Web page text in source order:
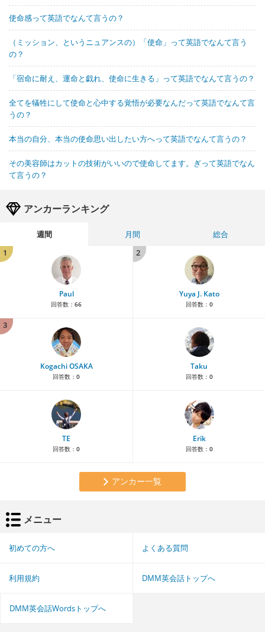
使命感って英語でなんて言うの？
（ミッション、というニュアンスの）「使命」って英語でなんて言う
の？
「宿命に耐え、運命と戯れ、使命に生きる」って英語でなんて言うの？
全てを犠牲にして使命と心中する覚悟が必要なんだって英語でなんて言
うの？
本当の自分、本当の使命思い出したい方へって英語でなんて言うの？
その美容師はカットの技術がいいので使命してます。ぎって英語でなん
て言うの？
アンカーランキング
週間 月間
総合
1
Paul
回答数： 66
2
Yuya J. Kato
回答数： 0
3
Kogachi OSAKA
回答数： 0
Taku
回答数： 0
TE
回答数： 0
Erik
回答数： 0
アンカー一覧
メニュー
初めての方へ よくある質問
利用規約 DMM英会話トップへ
DMM英会話Wordsトップへ